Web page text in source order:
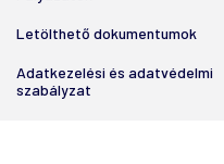
Letölthető dokumentumok
Adatkezelési és adatvédelmi
szabályzat